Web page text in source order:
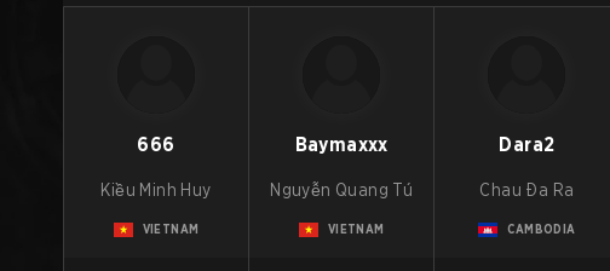
666
Kiều Minh Huy
VIETNAM
Baymaxxx
Nguyễn Quang Tú
VIETNAM
Dara2
Chau Đa Ra
CAMBODIA